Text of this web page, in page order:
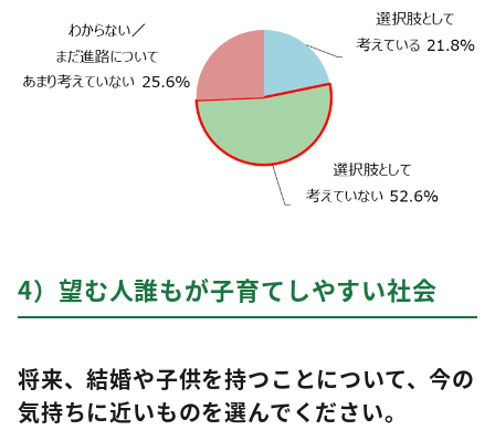
4）望む人誰もが子育てしやすい社会
将来、結婚や子供を持つことについて、今の
気持ちに近いものを選んでください。